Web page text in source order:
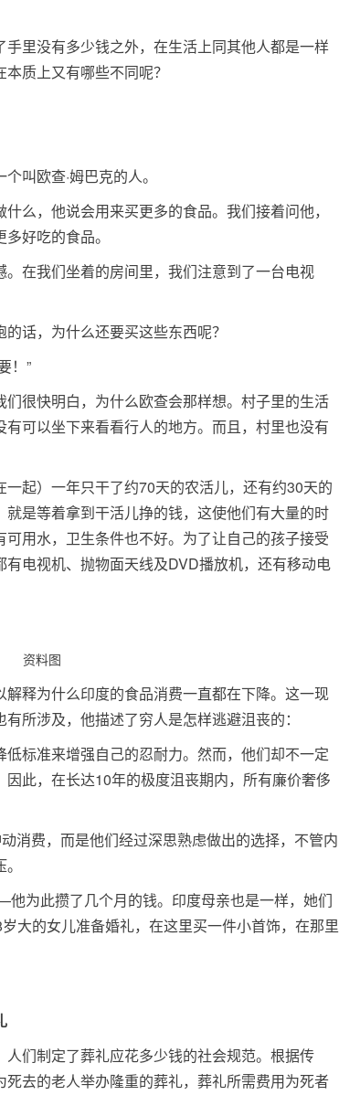
里没有多少钱之外，在生活上同其他人都是一样
质上又有哪些不同呢？
叫欧查·姆巴克的人。
么，他说会用来买更多的食品。我们接着问他，
好吃的食品。
在我们坐着的房间里，我们注意到了一台电视
话，为什么还要买这些东西呢？
！”
很快明白，为什么欧查会那样想。村子里的生活
可以坐下来看看行人的地方。而且，村里也没有
起）一年只干了约70天的农活儿，还有约30天的
是等着拿到干活儿挣的钱，这使他们有大量的时
用水，卫生条件也不好。为了让自己的孩子接受
电视机、抛物面天线及DVD播放机，还有移动电
资料图
释为什么印度的食品消费一直都在下降。这一现
所涉及，他描述了穷人是怎样逃避沮丧的：
标准来增强自己的忍耐力。然而，他们却不一定
此，在长达10年的极度沮丧期内，所有廉价奢侈
消费，而是他们经过深思熟虑做出的选择，不管内
为此攒了几个月的钱。印度母亲也是一样，她们
大的女儿准备婚礼，在这里买一件小首饰，在那里
们制定了葬礼应花多少钱的社会规范。根据传
去的老人举办隆重的葬礼，葬礼所需费用为死者